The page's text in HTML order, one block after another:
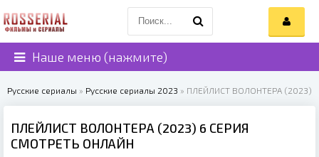
Наше меню (нажмите)
Русские сериалы » Русские сериалы 2023 » ПЛЕЙЛИСТ ВОЛОНТЕРА (2023)
ПЛЕЙЛИСТ ВОЛОНТЕРА (2023) 6 СЕРИЯ
СМОТРЕТЬ ОНЛАЙН